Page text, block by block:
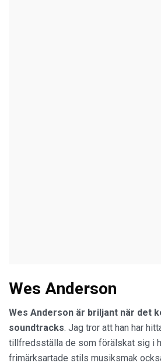
Wes Anderson
Wes Anderson är briljant när det
soundtracks. Jag tror att han har
tillfredsställa de som förälskat sig i
frimärksartade stils musiksmak